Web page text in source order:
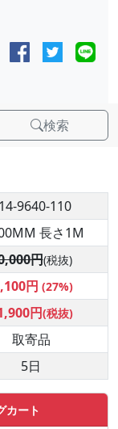
検索
9640-110
長さ1M
円(税抜)
円 (27%)
円(税抜)
取寄品
5日
カート